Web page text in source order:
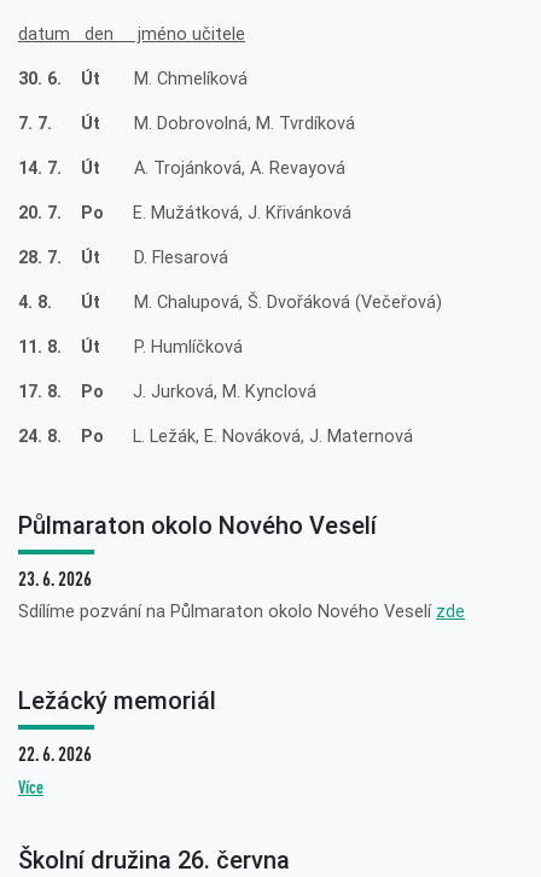
datum den jméno učitele
30. 6. Út M. Chmelíková
7. 7. Út M. Dobrovolná, M. Tvrdíková
14. 7. Út A. Trojánková, A. Revayová
20. 7. Po E. Mužátková, J. Křivánková
28. 7. Út D. Flesarová
4. 8. Út M. Chalupová, Š. Dvořáková (Večeřová)
11. 8. Út P. Humlíčková
17. 8. Po J. Jurková, M. Kynclová
24. 8. Po L. Ležák, E. Nováková, J. Maternová
Půlmaraton okolo Nového Veselí
23. 6. 2026
Sdílíme pozvání na Půlmaraton okolo Nového Veselí zde
Ležácký memoriál
22. 6. 2026
Více
Školní družina 26. června